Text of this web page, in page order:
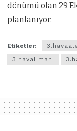
dönümü olan 29
planlanıyor.
Etiketler:
3.havalimanı